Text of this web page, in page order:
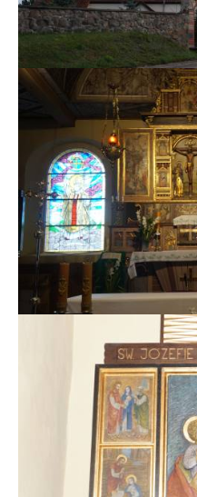
KANCELARIA